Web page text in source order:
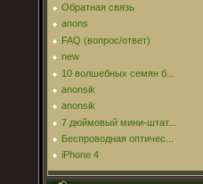
Обратная связь
anons
FAQ (вопрос/ответ)
new
10 волшебных семян б...
anonsik
anonsik
7 дюймовый мини-штат...
Беспроводная оптичес...
iPhone 4